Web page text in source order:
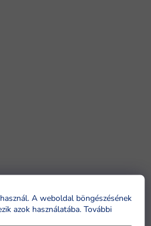
A weboldal böngészésének
azok használatába. További